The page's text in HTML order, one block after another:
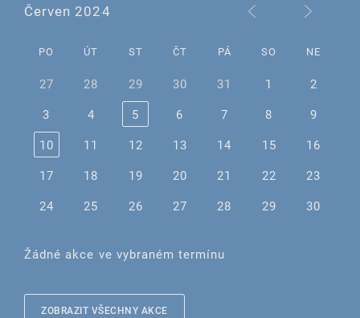
Červen 2024
PO ÚT ST ČT PÁ SO NE
27 28 29 30 31 1
2
3
4 5 6 7 8
9
10
11 12 13 14 15
16
17
18 19 20 21 22
23
24
25 26 27 28 29 30
Žádné akce ve vybraném termínu
ZOBRAZIT VŠECHNY AKCE